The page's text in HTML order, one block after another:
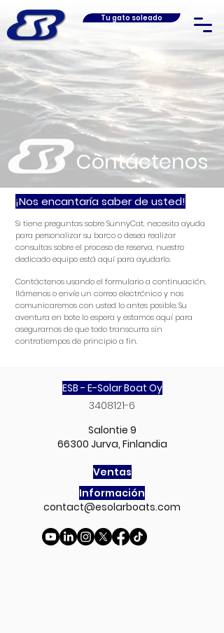
Tu gato soleado
Contáctenos
¡Nos encantaría saber de usted!
Si tiene preguntas sobre SunnyCat, necesita ayuda
para personalizar su barco o desea realizar
consultas sobre el proceso de reserva, nuestro
dedicado equipo está aquí para ayudarlo.
Contáctenos usando el formulario a continuación,
llámenos o envíe un correo electrónico y nos
comunicaremos con usted lo antes posible. Su
aventura en bote lo espera y estamos aquí para
asegurarnos de que todo transcurra sin
contratiempos de principio a fin.
ESB - E-Solar Boat Oy
3408121-6
Salontie 9
66300 Jurva, Finlandia
Ventas
Información
contact@esolarboats.com